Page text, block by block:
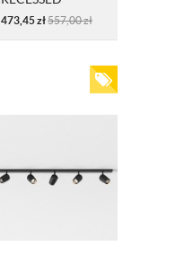
1487005
SZCZOTKOWANY
473,45zł557,00zł